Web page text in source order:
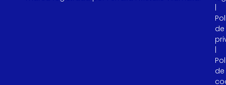
de
de